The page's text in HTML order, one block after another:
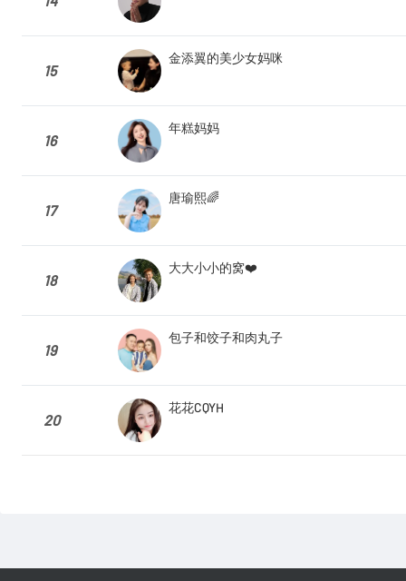
15
金添翼的美少女妈咪
16
年糕妈妈
17
唐瑜熙🌈
18
大大小小的窝❤️
19
包子和饺子和肉丸子
20
花花CQYH